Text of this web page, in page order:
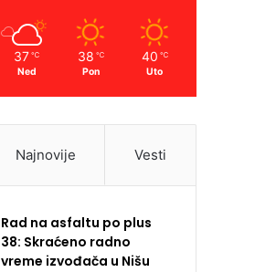
37 ℃
Ned
38 ℃
Pon
40 ℃
Uto
Najnovije Vesti
Rad na asfaltu po plus
38: Skraćeno radno
vreme izvođača u Nišu